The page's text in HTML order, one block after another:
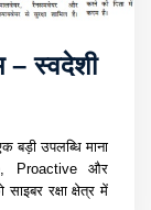
– स्वदेशी
बड़ी उपलब्धि माना
Proactive और
रक्षा क्षेत्र में